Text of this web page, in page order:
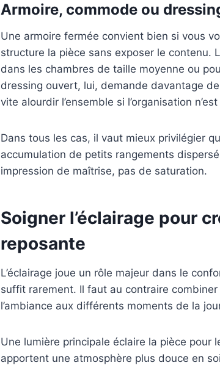
Armoire, commode ou
Une armoire fermée convient bien si vous
structure la pièce sans exposer le contenu.
dans les chambres de taille moyenne ou
dressing ouvert, lui, demande davantage
vite alourdir l’ensemble si l’organisation
Dans tous les cas, il vaut mieux privilégier
accumulation de petits rangements
impression de maîtrise, pas de saturation.
Soigner l’éclairage pour
reposante
L’éclairage joue un rôle majeur dans le
suffit rarement. Il faut au contraire
l’ambiance aux différents moments de la
Une lumière principale éclaire la pièce pour
apportent une atmosphère plus douce en